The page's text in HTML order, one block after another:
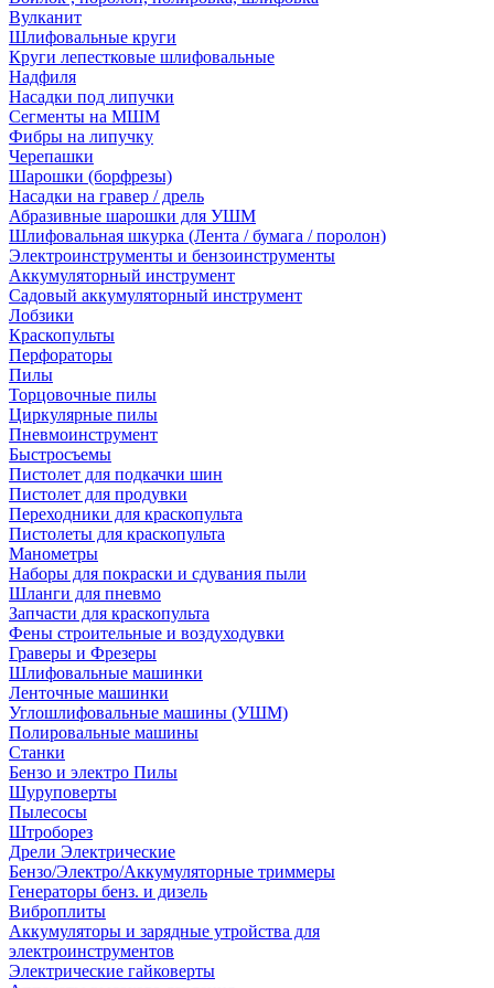
Вулканит
Шлифовальные круги
Круги лепестковые шлифовальные
Надфиля
Насадки под липучки
Сегменты на МШМ
Фибры на липучку
Черепашки
Шарошки (борфрезы)
Насадки на гравер / дрель
Абразивные шарошки для УШМ
Шлифовальная шкурка (Лента / бумага / поролон)
Электроинструменты и бензоинструменты
Аккумуляторный инструмент
Садовый аккумуляторный инструмент
Лобзики
Краскопульты
Перфораторы
Пилы
Торцовочные пилы
Циркулярные пилы
Пневмоинструмент
Быстросъемы
Пистолет для подкачки шин
Пистолет для продувки
Переходники для краскопульта
Пистолеты для краскопульта
Манометры
Наборы для покраски и сдувания пыли
Шланги для пневмо
Запчасти для краскопульта
Фены строительные и воздуходувки
Граверы и Фрезеры
Шлифовальные машинки
Ленточные машинки
Углошлифовальные машины (УШМ)
Полировальные машины
Станки
Бензо и электро Пилы
Шуруповерты
Пылесосы
Штроборез
Дрели Электрические
Бензо/Электро/Аккумуляторные триммеры
Генераторы бенз. и дизель
Виброплиты
Аккумуляторы и зарядные утройства для
электроинструментов
Электрические гайковерты